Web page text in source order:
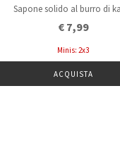
Sapone solido al burro di
€ 7,99
Minis: 2x3
ACQUISTA